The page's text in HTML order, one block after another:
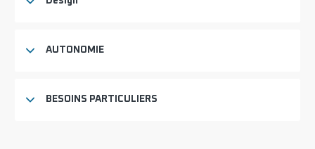
AUTONOMIE
BESOINS PARTICULIERS